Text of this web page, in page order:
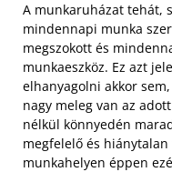
A munkaruházat tehát,
mindennapi munka
megszokott és
munkaeszköz. Ez azt
elhanyagolni akkor
nagy meleg van az
nélkül könnyedén
megfelelő és
munkahelyen éppen